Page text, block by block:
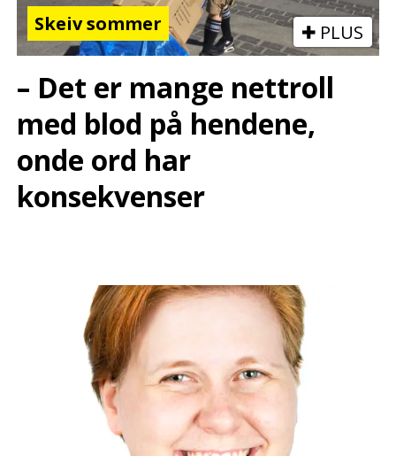
Skeiv sommer PLUS
– Det er mange nettroll
med blod på hendene,
onde ord har
konsekvenser